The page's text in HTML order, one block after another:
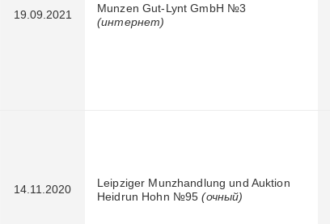
19.09.2021
Munzen Gut-Lynt GmbH №3
(интернет)
14.11.2020
Leipziger Munzhandlung und Auktion
Heidrun Hohn №95(очный)